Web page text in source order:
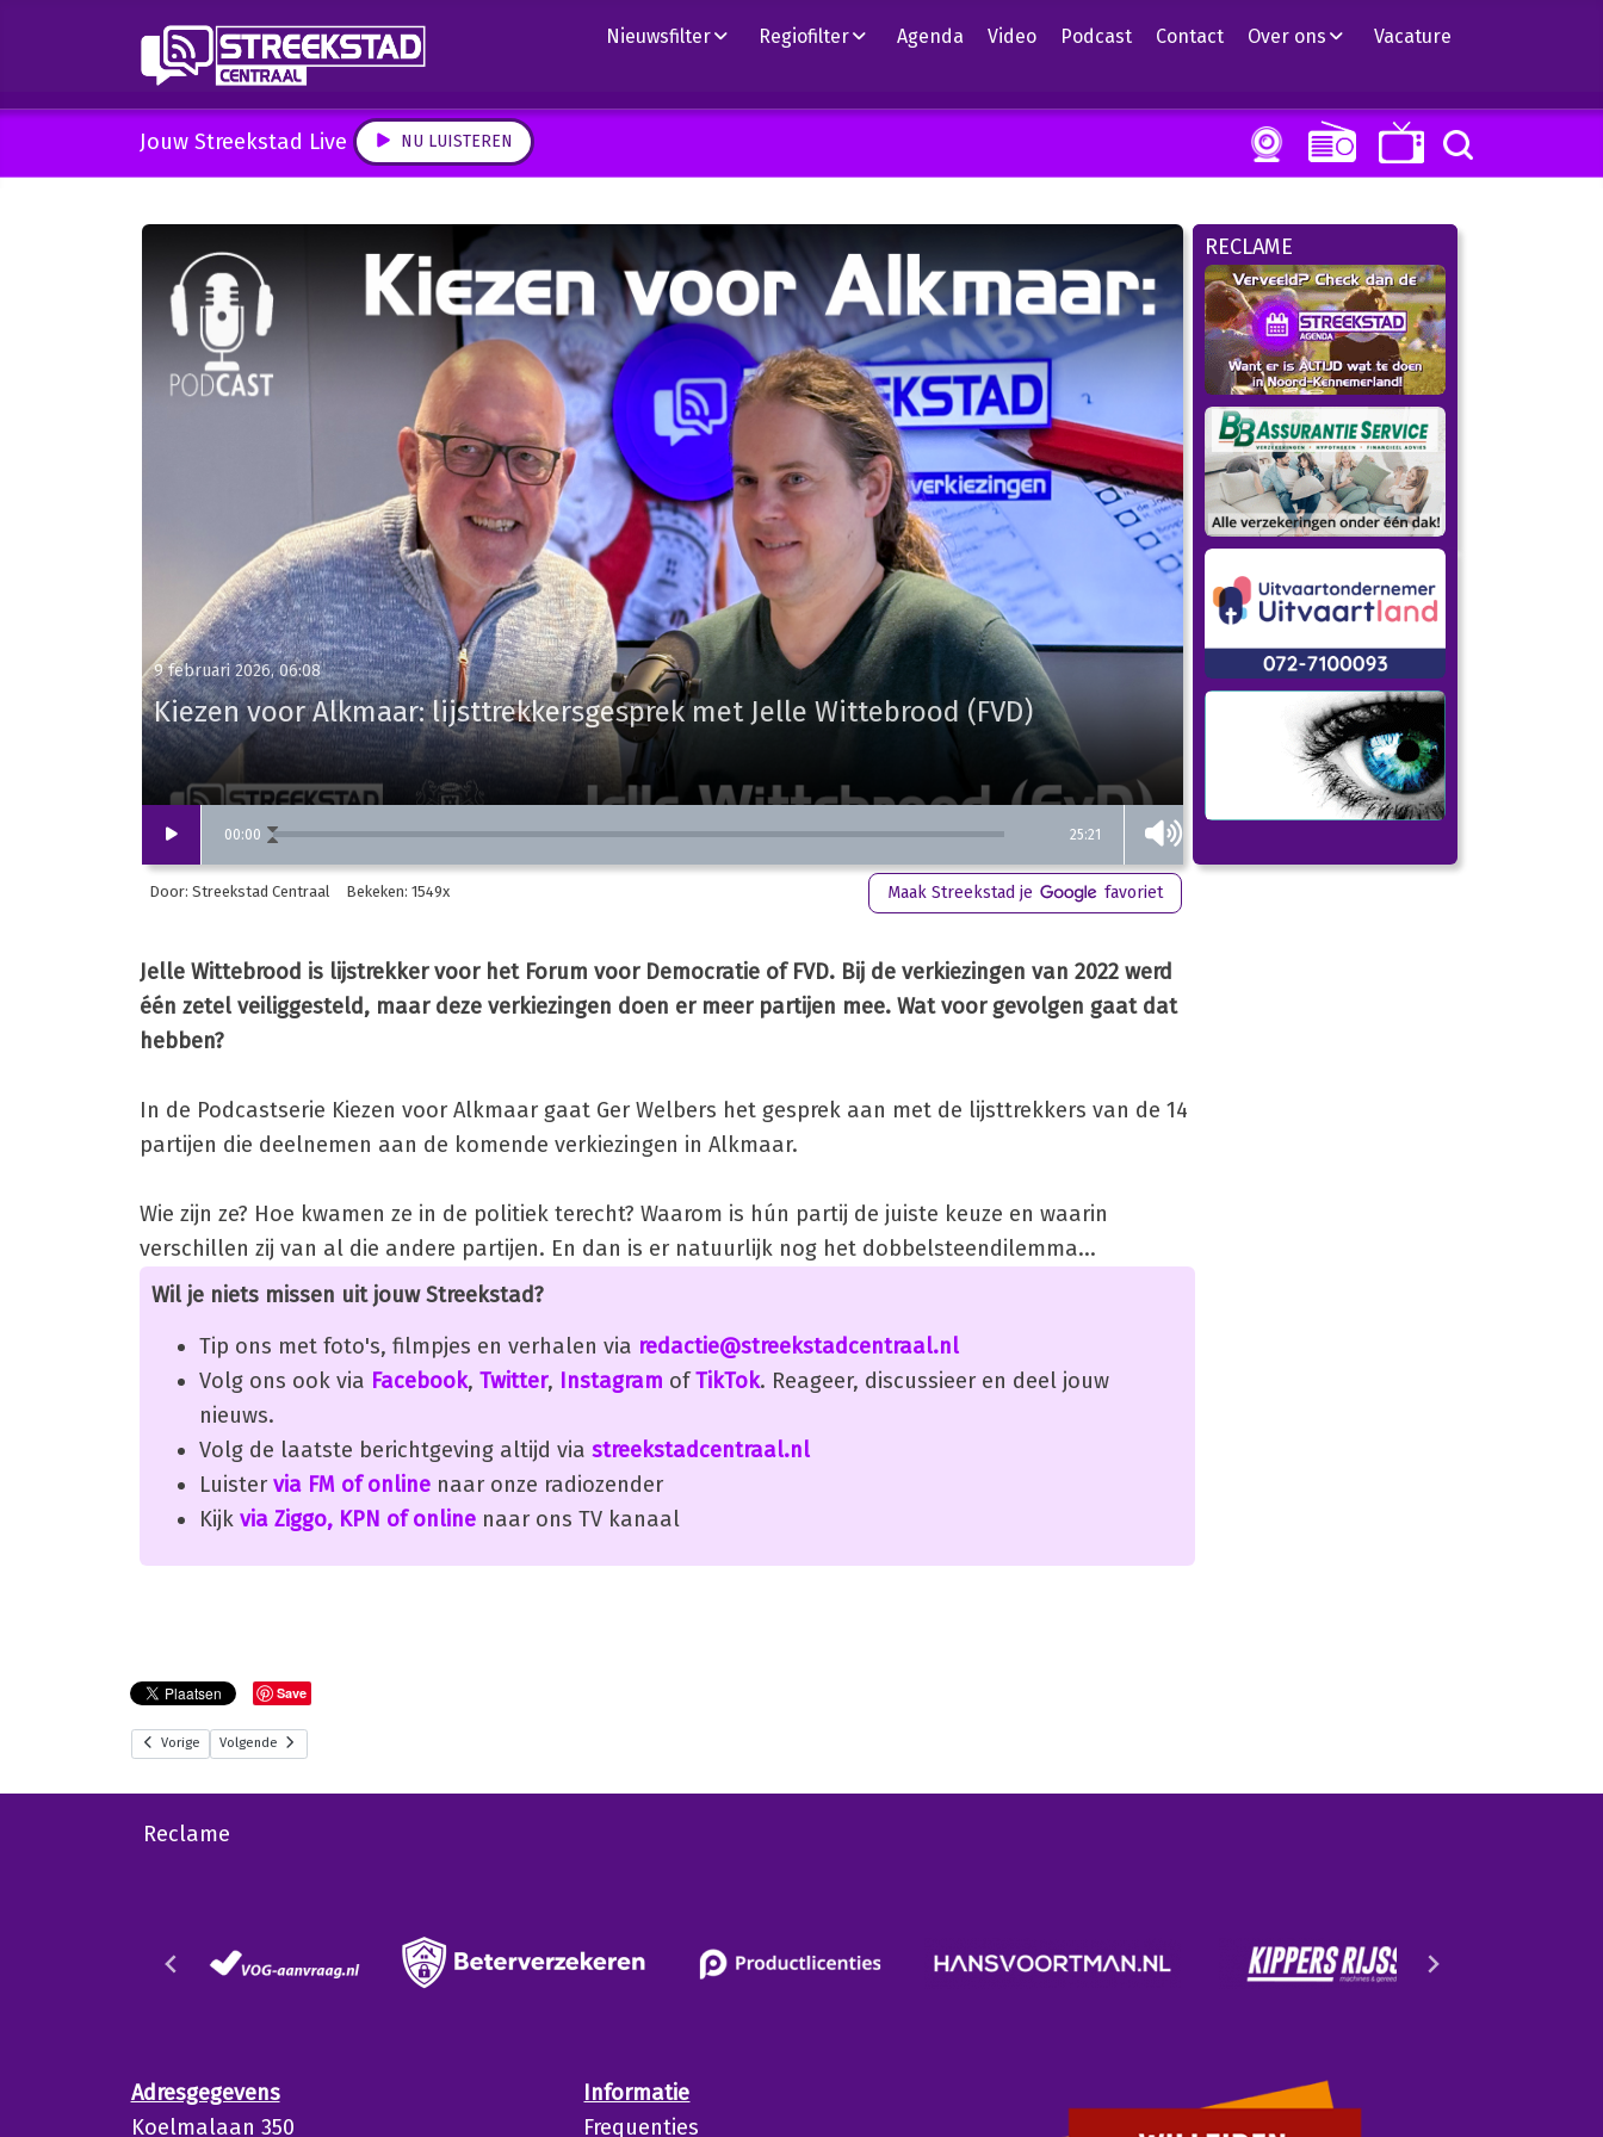
Nieuwsfilter Regiofilter Agenda Video Podcast Contact Over ons Vacature
Jouw Streekstad Live NU LUISTEREN
RECLAME
00:00 25:21
9 februari 2026, 06:08
Kiezen voor Alkmaar: lijsttrekkersgesprek met Jelle Wittebrood (FVD)
Door: Streekstad Centraal Bekeken: 1549x Maak Streekstad je favoriet
Jelle Wittebrood is lijstrekker voor het Forum voor Democratie of FVD. Bij de verkiezingen van 2022 werd
één zetel veiliggesteld, maar deze verkiezingen doen er meer partijen mee. Wat voor gevolgen gaat dat
hebben?
In de Podcastserie Kiezen voor Alkmaar gaat Ger Welbers het gesprek aan met de lijsttrekkers van de 14
partijen die deelnemen aan de komende verkiezingen in Alkmaar.
Wie zijn ze? Hoe kwamen ze in de politiek terecht? Waarom is hún partij de juiste keuze en waarin
verschillen zij van al die andere partijen. En dan is er natuurlijk nog het dobbelsteendilemma...
Wil je niets missen uit jouw Streekstad?
Tip ons met foto's, filmpjes en verhalen via redactie@streekstadcentraal.nl
Volg ons ook via Facebook, Twitter, Instagram ofTikTok. Reageer, discussieer en deel jouw
nieuws.
Volg de laatste berichtgeving altijd via streekstadcentraal.nl
Luister via FM of online naar onze radiozender
Kijk via Ziggo, KPN of online naar ons TV kanaal
Save
Vorige Volgende
Reclame
Adresgegevens
Koelmalaan 350
Informatie
Frequenties